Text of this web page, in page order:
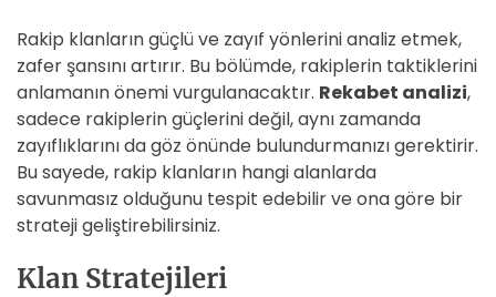
Rakip klanların güçlü ve zayıf yönlerini analiz etmek,
zafer şansını artırır. Bu bölümde, rakiplerin taktiklerini
anlamanın önemi vurgulanacaktır. Rekabet analizi,
sadece rakiplerin güçlerini değil, aynı zamanda
zayıflıklarını da göz önünde bulundurmanızı gerektirir.
Bu sayede, rakip klanların hangi alanlarda
savunmasız olduğunu tespit edebilir ve ona göre bir
strateji geliştirebilirsiniz.
Klan Stratejileri